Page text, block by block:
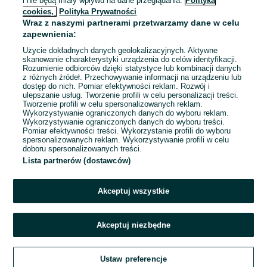
e46 e36 e92 8.5+9.5
Ochronnym
Rybnik
07 sierpnia 2026
1 2 3 ... 31
Zadzwoń / SMS
cookies,
Polityka Prywatności
Wraz z naszymi partnerami przetwarzamy dane w celu
zapewnienia:
Użycie dokładnych danych geolokalizacyjnych. Aktywne
skanowanie charakterystyki urządzenia do celów identyfikacji.
Rozumienie odbiorców dzięki statystyce lub kombinacji danych
z różnych źródeł. Przechowywanie informacji na urządzeniu lub
dostęp do nich. Pomiar efektywności reklam. Rozwój i
ulepszanie usług. Tworzenie profili w celu personalizacji treści.
Tworzenie profili w celu spersonalizowanych reklam.
Wykorzystywanie ograniczonych danych do wyboru reklam.
Wykorzystywanie ograniczonych danych do wyboru treści.
Pomiar efektywności treści. Wykorzystanie profili do wyboru
spersonalizowanych reklam. Wykorzystywanie profili w celu
doboru spersonalizowanych treści.
Lista partnerów (dostawców)
Akceptuj wszystkie
Akceptuj niezbędne
Ustaw preferencje